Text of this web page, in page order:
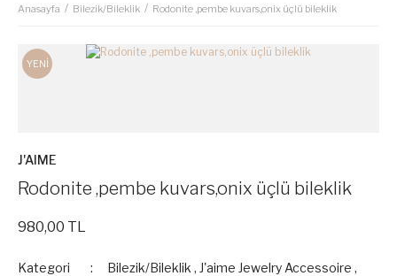
Anasayfa Bilezik/Bileklik Rodonite ,pembe kuvars,onix üçlü bileklik
YENİ
J'AIME
Rodonite ,pembe kuvars,onix üçlü bileklik
980,00 TL
Kategori Bilezik/Bileklik , J'aime Jewelry Accessoire ,